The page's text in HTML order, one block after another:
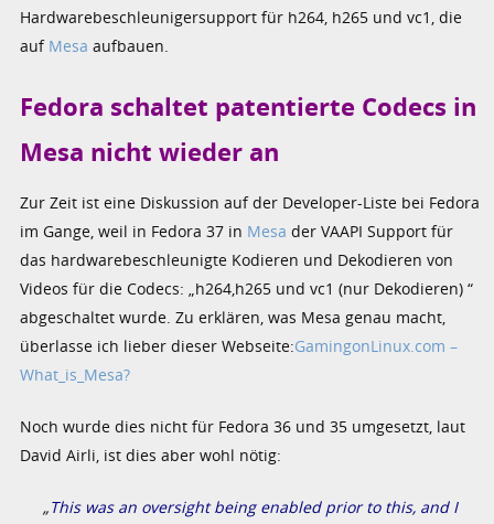
Hardwarebeschleunigersupport für h264, h265 und vc1, die
auf Mesa aufbauen.
Fedora schaltet patentierte Codecs in
Mesa nicht wieder an
Zur Zeit ist eine Diskussion auf der Developer-Liste bei Fedora
im Gange, weil in Fedora 37 in Mesa der VAAPI Support für
das hardwarebeschleunigte Kodieren und Dekodieren von
Videos für die Codecs: „h264,h265 und vc1 (nur Dekodieren) “
abgeschaltet wurde. Zu erklären, was Mesa genau macht,
überlasse ich lieber dieser Webseite:GamingonLinux.com –
What_is_Mesa?
Noch wurde dies nicht für Fedora 36 und 35 umgesetzt, laut
David Airli, ist dies aber wohl nötig:
„This was an oversight being enabled prior to this, and I